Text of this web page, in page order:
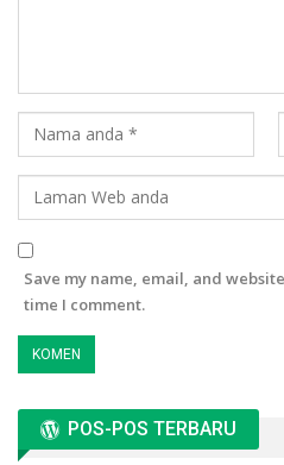
Save my name, email, and
time I comment.
POS-POS TERBARU